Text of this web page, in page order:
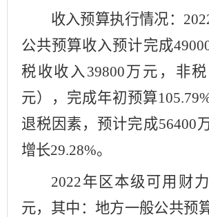
收入预算执行情况： 202
公共预算收入预计完成
税收收入 39800万元，非
元）， 完成年初预算
退税因素，预计完成56400
增长29.28%。
2022年区本级可用财
元，其中：地方一般公共预